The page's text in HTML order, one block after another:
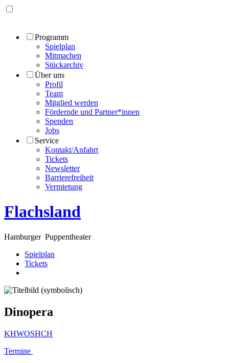
Programm
Spielplan
Mitmachen
Stückarchiv
Über uns
Profil
Team
Mitglied werden
Fördernde und Partner*innen
Spenden
Jobs
Service
Kontakt/Anfahrt
Tickets
Newsletter
Barrierefreiheit
Vermietung
Flachsland
Hamburger Puppentheater
Spielplan
Tickets
Dinopera
KHWOSHCH
Termine